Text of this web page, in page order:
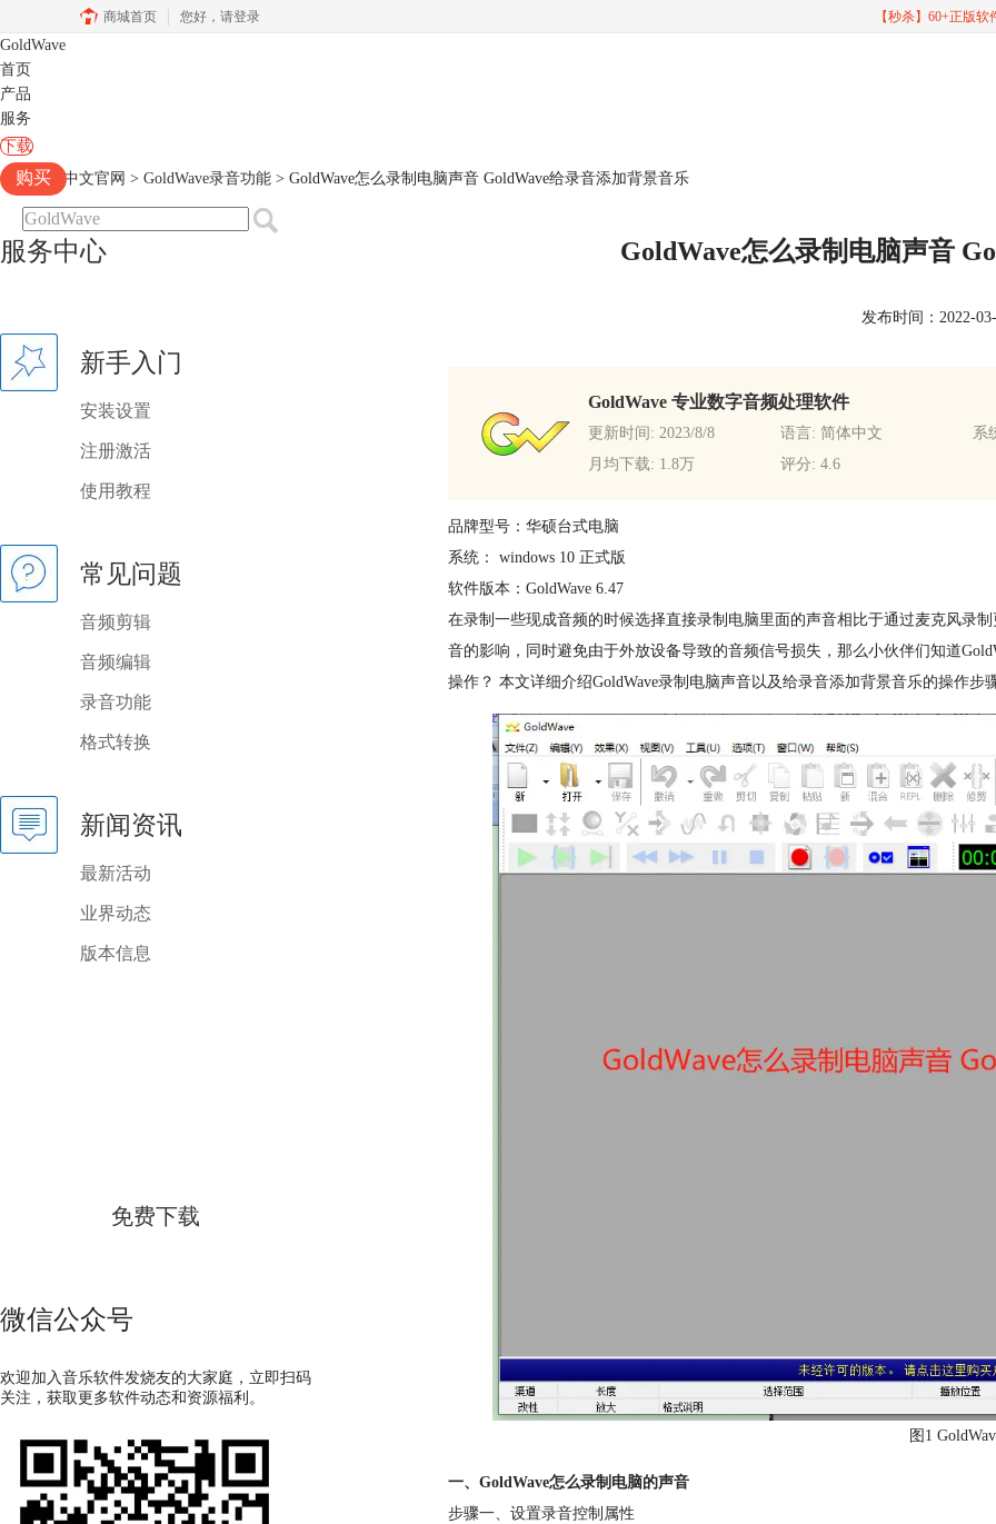
商城首页 您好， 请登录 【秒杀】60+正版
GoldWave
首页
产品
服务
下载
购买
Goldwave中文官网 > GoldWave录音功能 > GoldWave怎么录制电脑声音 GoldWave给录音添加背景音乐
服务中心
新手入门
安装设置
注册激活
使用教程
常见问题
音频剪辑
音频编辑
录音功能
格式转换
新闻资讯
最新活动
业界动态
版本信息
免费下载
微信公众号
欢迎加入音乐软件发烧友的大家庭，立即扫码
关注，获取更多软件动态和资源福利。
GoldWave怎么录制电脑声音
发布时间：2022-
GoldWave 专业数字音频处理软件
更新时间: 2023/8/8 语言: 简体中文
系
月均下载: 1.8万
评分: 4.6
品牌型号：华硕台式电脑
系统： windows 10 正式版
软件版本：GoldWave 6.47
在录制一些现成音频的时候选择直接录制电脑里面的声音相比于通过麦克风录
音的影响，同时避免由于外放设备导致的音频信号损失，那么小伙伴们知道
操作？ 本文详细介绍GoldWave录制电脑声音以及给录音添加背景音乐的操作步
图1
一、GoldWave怎么录制电脑的声音
步骤一、设置录音控制属性